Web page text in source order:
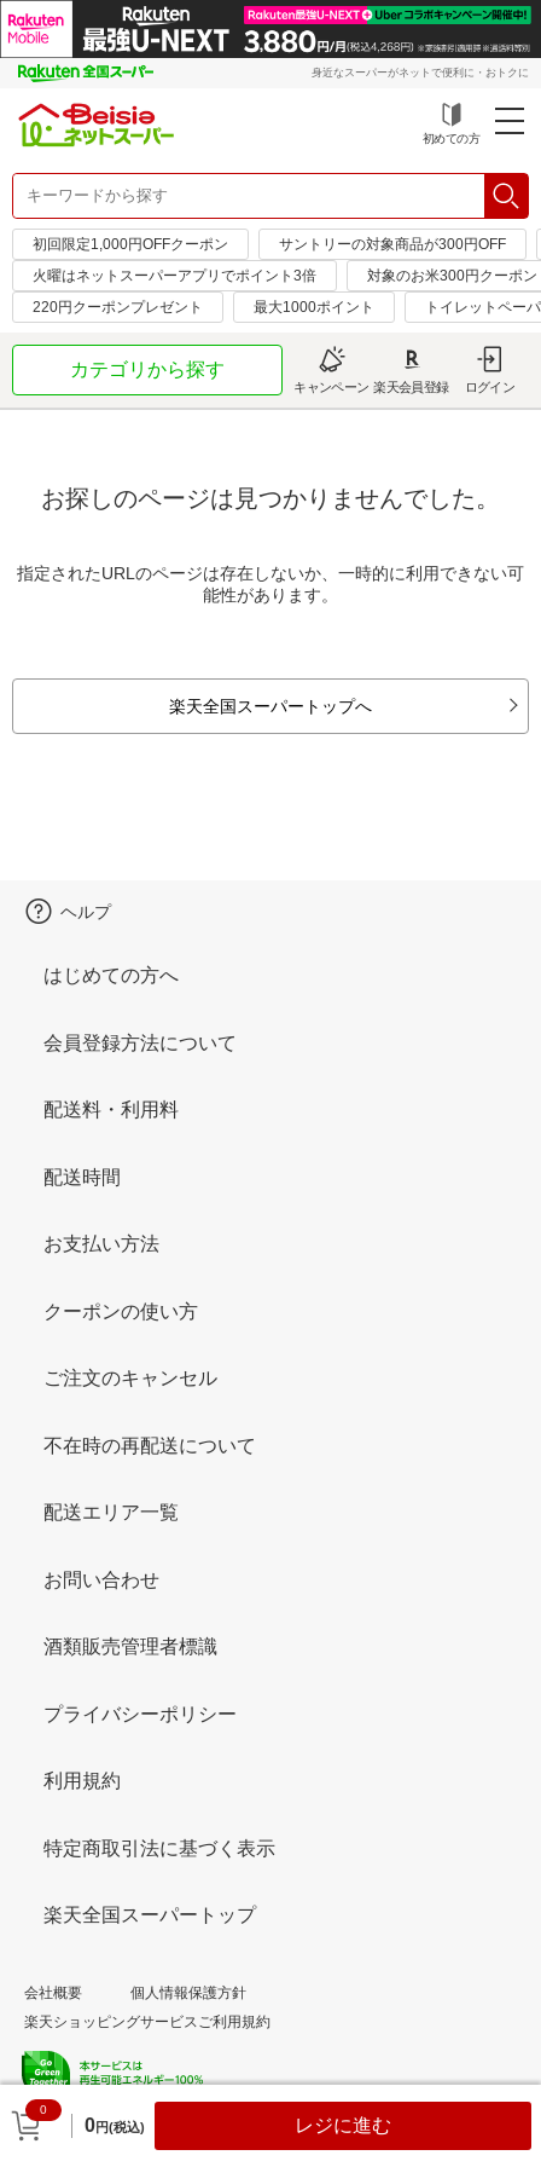
身近なスーパーがネットで便利に・おトクに
初めての方
初回限定1,000円OFFクーポン
サントリーの対象商品が300円OFF
火曜はネットスーパーアプリでポイント3倍
対象のお米300円クーポン
220円クーポンプレゼント
最大1000ポイント トイレットペー
カテゴリから探す
キャンペーン 楽天会員登録 ログイン
お探しのページは見つかりませんでした。
指定されたURLのページは存在しないか、一時的に利用できない可
能性があります。
楽天全国スーパートップへ
0
0円(税込) レジに進む
ヘルプ
はじめての方へ
会員登録方法について
配送料・利用料
配送時間
お支払い方法
クーポンの使い方
ご注文のキャンセル
不在時の再配送について
配送エリア一覧
お問い合わせ
酒類販売管理者標識
プライバシーポリシー
利用規約
特定商取引法に基づく表示
楽天全国スーパートップ
会社概要
個人情報保護方針
楽天ショッピングサービスご利用規約
© Rakuten Group, Inc.